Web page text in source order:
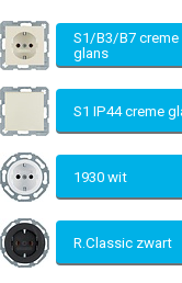
S1/B3/B7 creme
glans
S1 IP44 creme
1930 wit
R.Classic zwart